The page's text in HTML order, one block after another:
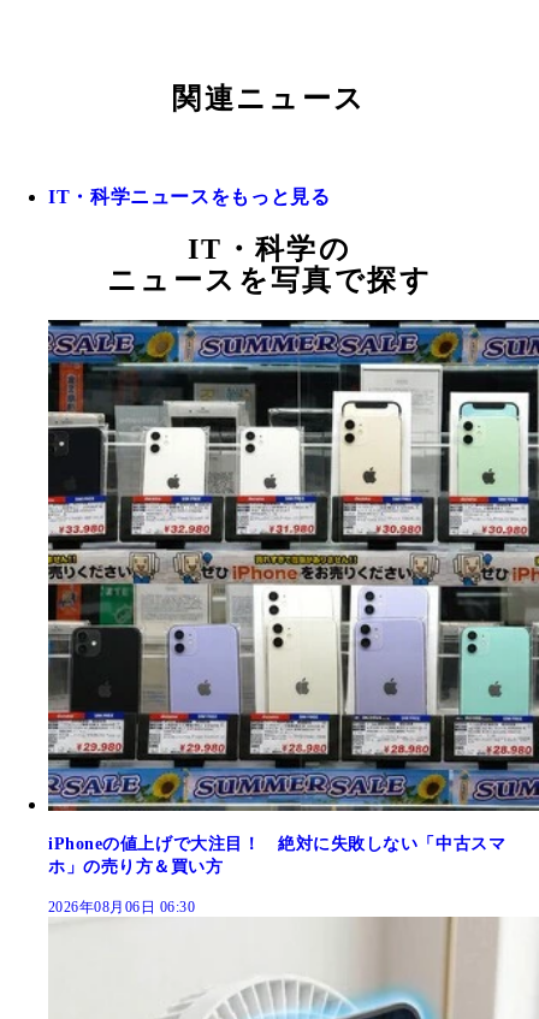
関連ニュース
IT・科学ニュースをもっと見る
IT・科学の
ニュースを写真で探す
iPhoneの値上げで大注目！ 絶対に失敗しない「中古スマ
ホ」の売り方＆買い方
2026年08月06日 06:30